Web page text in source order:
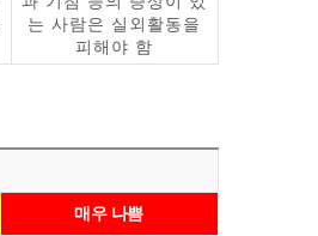
는 사람은 실외활동을
피해야 함
매우 나쁨